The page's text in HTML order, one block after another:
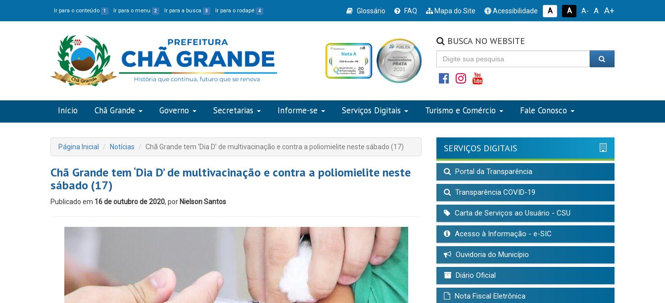
Ir para o conteúdo 1 Ir para o menu 2 Ir para a busca 3 Ir para o rodapé 4 Glossário FAQ Mapa do Site Acessibilidade A A A- A A+
BUSCA NO WEBSITE
Início Chã Grande Governo Secretarias Informe-se Serviços Digitais Turismo e Comércio Fale Conosco
Página Inicial Notícias Chã Grande tem ‘Dia D’ de multivacinação e contra a poliomielite neste sábado (17)
Chã Grande tem ‘Dia D’ de multivacinação e contra a poliomielite neste
sábado (17)
Publicado em 16 de outubro de 2020, por Nielson Santos
SERVIÇOS DIGITAIS
Portal da Transparência
Transparência COVID-19
Carta de Serviços ao Usuário - CSU
Acesso à Informação - e-SIC
Ouvidoria do Município
Diário Oficial
Nota Fiscal Eletrônica